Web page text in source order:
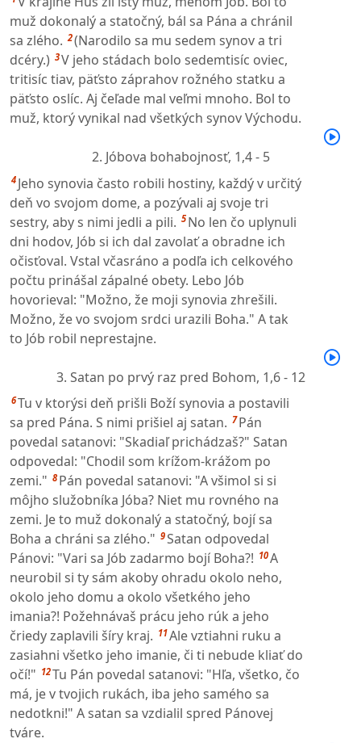
muž dokonalý a statočný, bál sa Pána a chránil
sa zlého. 2(Narodilo sa mu sedem synov a tri
dcéry.) 3V jeho stádach bolo sedemtisíc oviec,
tritisíc tiav, päťsto záprahov rožného statku a
päťsto oslíc. Aj čeľade mal veľmi mnoho. Bol to
muž, ktorý vynikal nad všetkých synov Východu.
2. Jóbova bohabojnosť, 1,4 - 5
4 Jeho synovia často robili hostiny, každý v určitý
deň vo svojom dome, a pozývali aj svoje tri
sestry, aby s nimi jedli a pili. 5 No len čo uplynuli
dni hodov, Jób si ich dal zavolať a obradne ich
očisťoval. Vstal včasráno a podľa ich celkového
počtu prinášal zápalné obety. Lebo Jób
hovorieval: "Možno, že moji synovia zhrešili.
Možno, že vo svojom srdci urazili Boha." A tak
to Jób robil neprestajne.
3. Satan po prvý raz pred Bohom, 1,6 - 12
6Tu v ktorýsi deň prišli Boží synovia a postavili
sa pred Pána. S nimi prišiel aj satan. 7 Pán
povedal satanovi: "Skadiaľ prichádzaš?" Satan
odpovedal: "Chodil som krížom-krážom po
zemi." 8 Pán povedal satanovi: "A všimol si si
môjho služobníka Jóba? Niet mu rovného na
zemi. Je to muž dokonalý a statočný, bojí sa
Boha a chráni sa zlého." 9Satan odpovedal
Pánovi: "Vari sa Jób zadarmo bojí Boha?! 10A
neurobil si ty sám akoby ohradu okolo neho,
okolo jeho domu a okolo všetkého jeho
imania?! Požehnávaš prácu jeho rúk a jeho
čriedy zaplavili šíry kraj. 11Ale vztiahni ruku a
zasiahni všetko jeho imanie, či ti nebude kliať do
očí!" 12Tu Pán povedal satanovi: "Hľa, všetko, čo
má, je v tvojich rukách, iba jeho samého sa
nedotkni!" A satan sa vzdialil spred Pánovej
tváre.